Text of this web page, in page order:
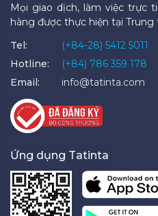
Mọi giao dịch, làm việc trực
hàng được thực hiện tại
Tel:
(+84-28) 5412 5011
Hotline:
(+84) 786 359 178
Email:
info@tatinta.com
Ứng dụng Tatinta